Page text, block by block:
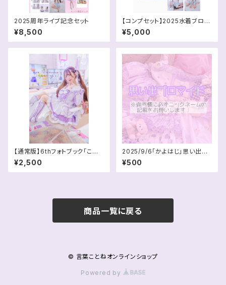
2025周年ライブ記念セット
¥8,500
【コンプセット】2025水着ブロマ
イド
¥5,000
【通常版】6thフォトブック「こと
ねといっしょ！」
¥2,500
2025/9/6「かよはじ」思い出ブ
ロマイド
¥500
商品一覧に戻る
© 言葉ことねオンラインショップ
Powered by